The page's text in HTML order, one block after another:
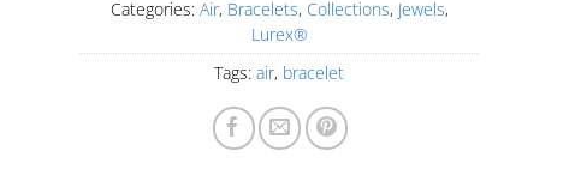
Categories: Air, Bracelets, Collections, Jewels,
Lurex®
Tags: air, bracelet